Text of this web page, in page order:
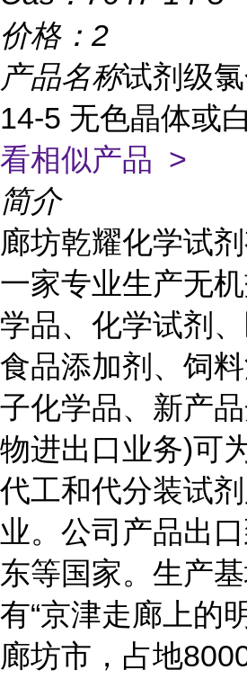
价格： 2
产品名称试剂级
14-5 无色晶体或
看相似产品 >
简介
廊坊乾耀化学试
一家专业生产无
学品、化学试剂、
食品添加剂、饲
子化学品、新产
物进出口业务)可
代工和代分装试
业。公司产品出
东等国家。生产
有“京津走廊上的
廊坊市，占地